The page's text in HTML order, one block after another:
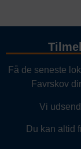
Få de seneste
Favrskov
Vi
Du kan altid